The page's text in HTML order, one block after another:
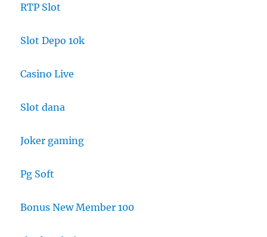
RTP Slot
Slot Depo 10k
Casino Live
Slot dana
Joker gaming
Pg Soft
Bonus New Member 100